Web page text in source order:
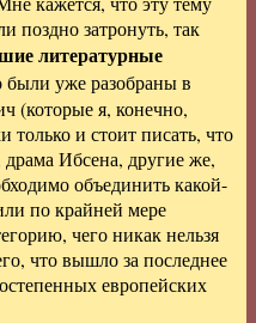
поздно затронуть, так
литературные
были уже разобраны в
(которые я, конечно,
только и стоит писать, что
драма Ибсена, другие же,
объединить какой-
по крайней мере
чего никак нельзя
что вышло за последнее
европейских